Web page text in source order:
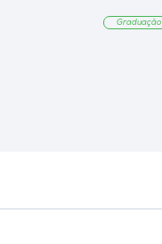
Graduação